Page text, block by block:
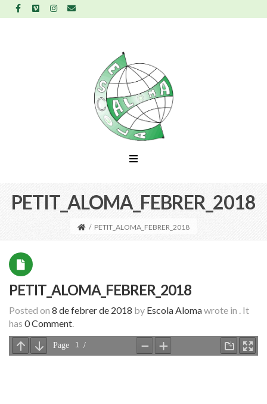
PETIT_ALOMA_FEBRER_2018
/ PETIT_ALOMA_FEBRER_2018
PETIT_ALOMA_FEBRER_2018
Posted on 8 de febrer de 2018 by Escola Alomawrote in . It
has 0 Comment.